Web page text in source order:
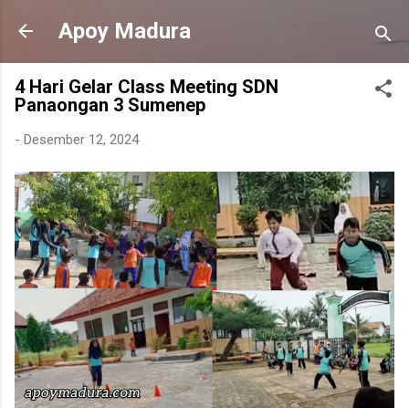
Langsung ke konten utama
Apoy Madura
4 Hari Gelar Class Meeting SDN
Panaongan 3 Sumenep
- Desember 12, 2024